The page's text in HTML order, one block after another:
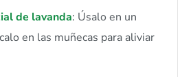
de lavanda: Úsalo en un
en las muñecas para aliviar